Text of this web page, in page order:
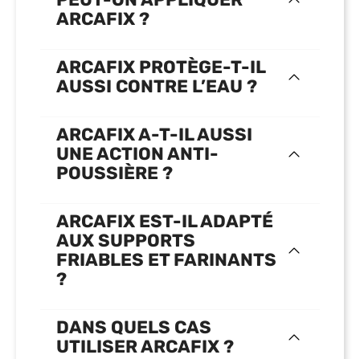
ARCAFIX ?
ARCAFIX PROTÈGE-T-IL
AUSSI CONTRE L’EAU ?
ARCAFIX A-T-IL AUSSI
UNE ACTION ANTI-
POUSSIÈRE ?
ARCAFIX EST-IL ADAPTÉ
AUX SUPPORTS
FRIABLES ET FARINANTS
?
DANS QUELS CAS
UTILISER ARCAFIX ?